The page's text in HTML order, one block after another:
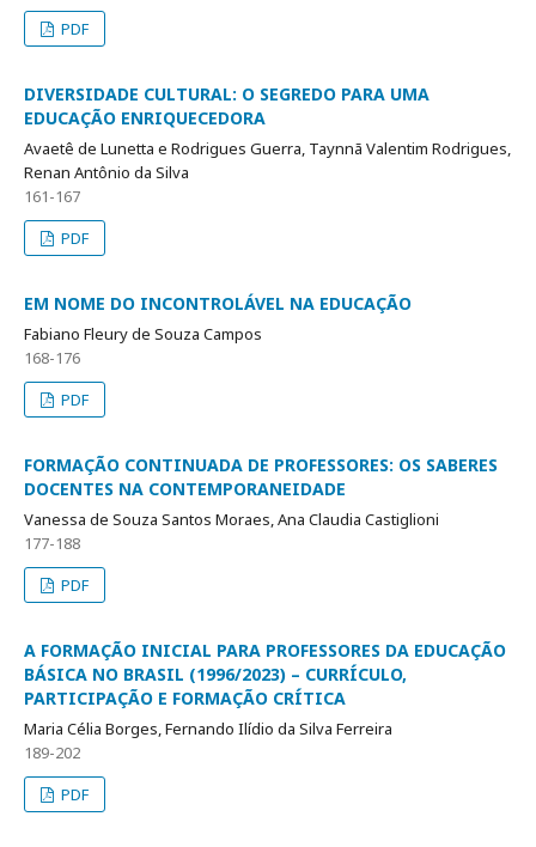
PDF
DIVERSIDADE CULTURAL: O SEGREDO PARA UMA
EDUCAÇÃO ENRIQUECEDORA
Avaetê de Lunetta e Rodrigues Guerra, Taynnã Valentim Rodrigues,
Renan Antônio da Silva
161-167
PDF
EM NOME DO INCONTROLÁVEL NA EDUCAÇÃO
Fabiano Fleury de Souza Campos
168-176
PDF
FORMAÇÃO CONTINUADA DE PROFESSORES: OS SABERES
DOCENTES NA CONTEMPORANEIDADE
Vanessa de Souza Santos Moraes, Ana Claudia Castiglioni
177-188
PDF
A FORMAÇÃO INICIAL PARA PROFESSORES DA EDUCAÇÃO
BÁSICA NO BRASIL (1996/2023) – CURRÍCULO,
PARTICIPAÇÃO E FORMAÇÃO CRÍTICA
Maria Célia Borges, Fernando Ilídio da Silva Ferreira
189-202
PDF